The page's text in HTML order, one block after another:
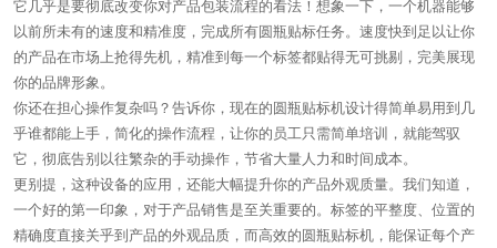
它几乎是要彻底改变你对产品包装流程的看法！想象一下，一个机器能够
以前所未有的速度和精准度，完成所有圆瓶贴标任务。速度快到足以让你
的产品在市场上抢得先机，精准到每一个标签都贴得无可挑剔，完美展现
你的品牌形象。
你还在担心操作复杂吗？告诉你，现在的圆瓶贴标机设计得简单易用到几
乎谁都能上手，简化的操作流程，让你的员工只需简单培训，就能驾驭
它，彻底告别以往繁杂的手动操作，节省大量人力和时间成本。
更别提，这种设备的应用，还能大幅提升你的产品外观质量。我们知道，
一个好的第一印象，对于产品销售是至关重要的。标签的平整度、位置的
精确度直接关乎到产品的外观品质，而高效的圆瓶贴标机，能保证每个产